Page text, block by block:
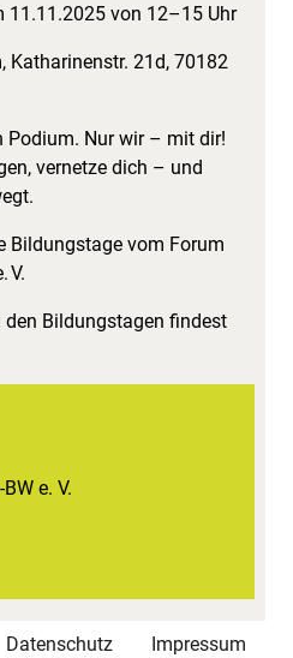
11.11.2025 von 12–15 Uhr
Katharinenstr. 21d, 70182
Podium. Nur wir – mit dir!
vernetze dich – und
Bildungstage vom Forum
V.
Bildungstagen findest
e. V.
Datenschutz Impressum